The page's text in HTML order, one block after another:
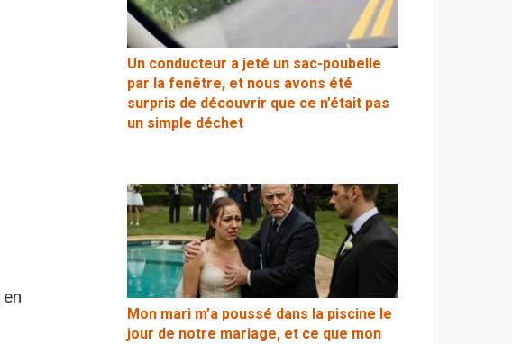
Un conducteur a jeté un sac-poubelle
par la fenêtre, et nous avons été
surpris de découvrir que ce n’était pas
un simple déchet
Mon mari m’a poussé dans la piscine le
jour de notre mariage, et ce que mon